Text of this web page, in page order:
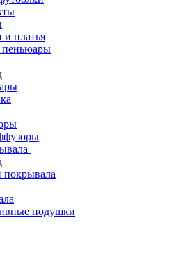
и платья
пеньюары
подушки